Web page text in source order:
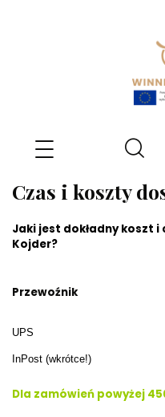
Czas i koszty
Jaki jest dokładny koszt
Kojder?
Przewoźnik
UPS
InPost (wkrótce!)
Dla zamówień powyżej 450